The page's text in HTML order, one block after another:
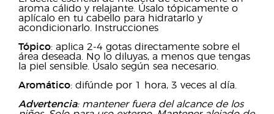
aroma cálido y relajante. Úsalo tópicamente o
aplícalo en tu cabello para hidratarlo y
acondicionarlo. Instrucciones
Tópico: aplica 2-4 gotas directamente sobre el
área deseada. No lo diluyas, a menos que tengas
la piel sensible. Úsalo según sea necesario.
Aromático: difúnde por 1 hora, 3 veces al día.
Advertencia: mantener fuera del alcance de los